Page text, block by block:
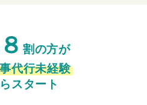
８ 割の方が
代行未経験
スタート